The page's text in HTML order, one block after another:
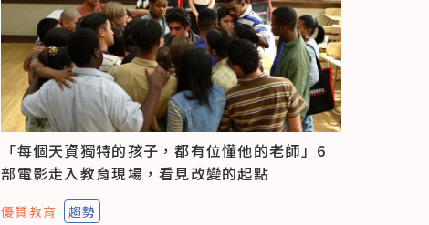
「每個天資獨特的孩子，都有位懂他的老師」6
部電影走入教育現場，看見改變的起點
優質教育
趨勢